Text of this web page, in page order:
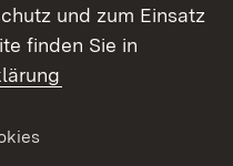
und zum Einsatz
finden Sie in